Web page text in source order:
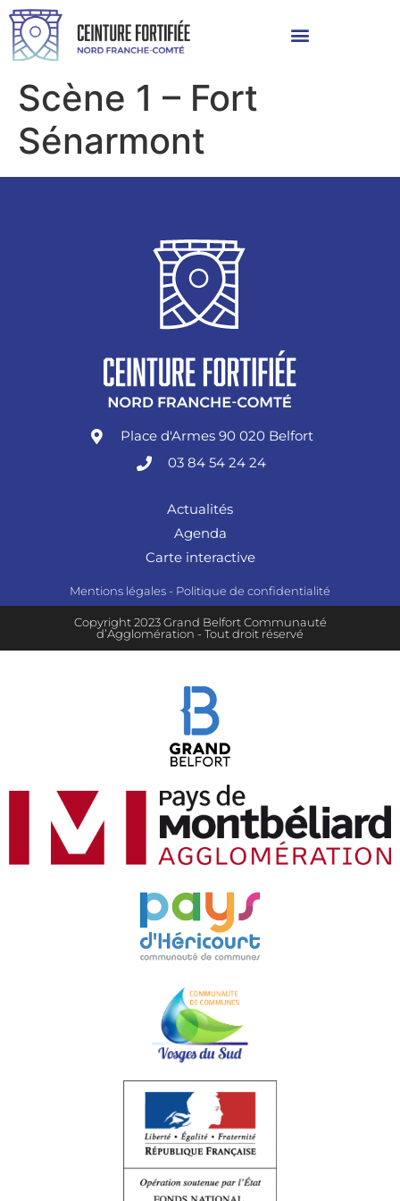
Scène 1 – Fort
Sénarmont
Place d'Armes 90 020 Belfort
03 84 54 24 24
Actualités
Agenda
Carte interactive
Mentions légales - Politique de confidentialité
Copyright 2023 Grand Belfort Communauté
d’Agglomération - Tout droit réservé